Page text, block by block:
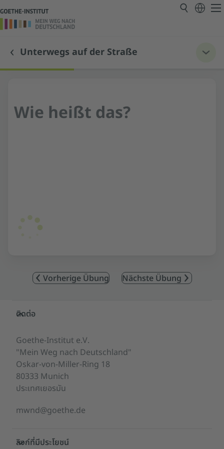
Unterwegs auf der Straße
Wie heißt das?
Vorherige Übung Nächste Übung
Service- und Informationsbereich
ติดต่อ
Goethe-Institut e.V.
"Mein Weg nach Deutschland"
Oskar-von-Miller-Ring 18
80333 Munich
ประเทศเยอรมัน
mwnd@goethe.de
ลิงก์ที่มีประโยชน์